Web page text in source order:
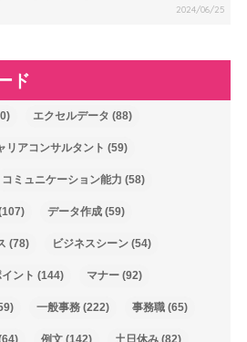
2024/06/25
ド
エクセルデータ (88)
リアコンサルタント (59)
コミュニケーション能力 (58)
データ作成(59)
(78) ビジネスシーン(54)
ント (144) マナー(92)
一般事務(222) 事務職(65)
例文(142) 土日休み(82)